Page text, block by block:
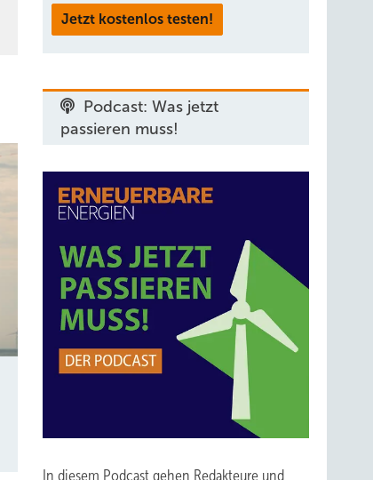
Jetzt kostenlos testen!
Podcast: Was jetzt
passieren muss!
In diesem Podcast gehen Redakteure und